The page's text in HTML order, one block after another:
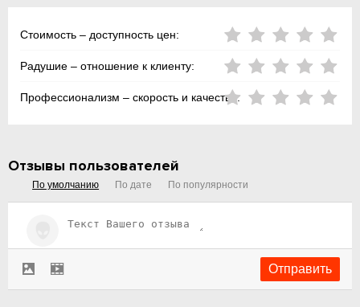
Стоимость – доступность цен:
Радушие – отношение к клиенту:
Профессионализм – скорость и качество:
Отзывы пользователей
По умолчанию По дате По популярности